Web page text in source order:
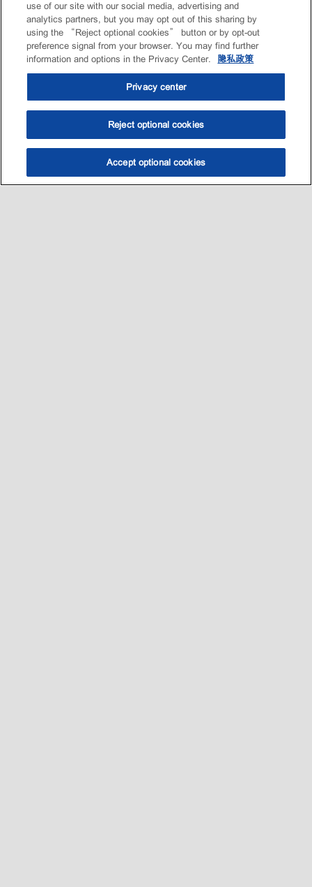
选油助手 查找门店
use of our site with our social media, advertising and
analytics partners, but you may opt out of this sharing by
using the “Reject optional cookies” button or by opt-out
preference signal from your browser. You may find further
information and options in the Privacy Center.
隐私政策
Privacy center
Reject optional cookies
Accept optional cookies